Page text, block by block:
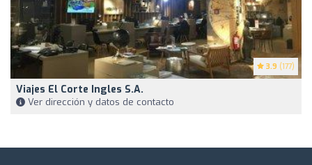
3.9 (177)
Viajes El Corte Ingles S.A.
Ver dirección y datos de contacto